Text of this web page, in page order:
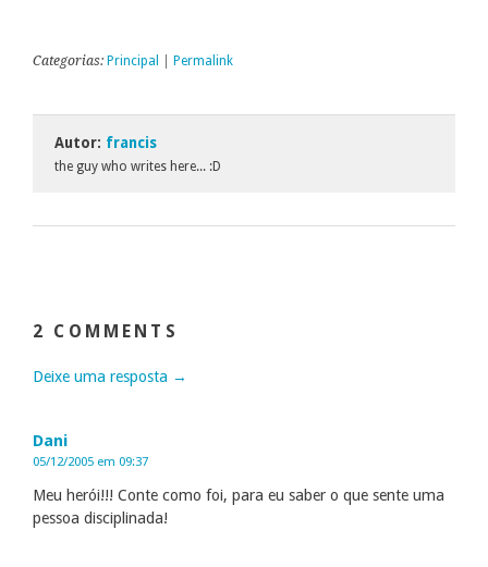
Categorias: Principal Permalink
Autor: francis
the guy who writes here... :D
2 COMMENTS
Deixe uma resposta →
Dani
05/12/2005 em 09:37
Meu herói!!! Conte como foi, para eu saber o que sente uma
pessoa disciplinada!